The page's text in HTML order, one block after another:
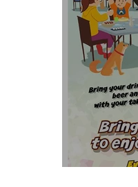
Picnic